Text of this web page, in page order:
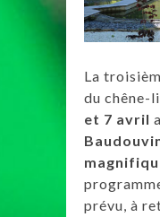
La
du chêne-
et 7 avril
prévu, à